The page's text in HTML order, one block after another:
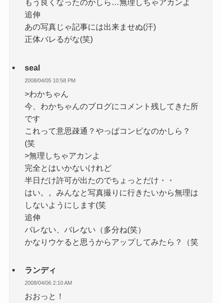
もう良くなったのかしら…無理しちゃアカンよ
追伸
あの写真じゃ記事には出来ませぬ(汗)
正体バレるがな(笑)
seal
2008/04/05 10:58 PM
>わかちゃん
今、わかちゃんのブログにコメント残してきた所
です
これって意思疎通？やっぱコンビなのかしら？
(笑
>無理しちゃアカンよ
完全とはいかないけれど
半日だけ許可が出たのでちょっとだけ・・
はい。。みんなと写真撮りに行きたいから無理は
しないようにします(笑
追伸
バレない、バレない（多分ね(笑）
かなりウケると思うからアップしてみたら？（笑
ランディ
2008/04/06 2:10 AM
おおっと！